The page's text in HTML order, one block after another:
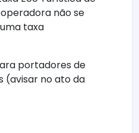
não se
taxa
portadores de
(avisar no ato da